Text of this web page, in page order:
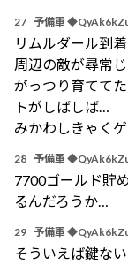
27 予備軍
リムルダール到着
周辺の敵が尋常
がっつり育てて
トがしばしば…
みかわしきゃく
28 予備軍
7700ゴールド貯
るんだろうか…
29 予備軍
そういえば鍵な